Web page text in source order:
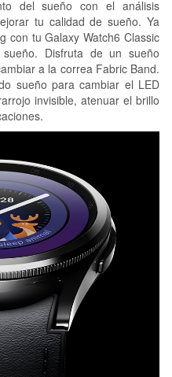
del sueño con el análisis
tu calidad de sueño. Ya
con tu Galaxy Watch6 Classic
Disfruta de un sueño
a la correa Fabric Band.
sueño para cambiar el LED
invisible, atenuar el brillo